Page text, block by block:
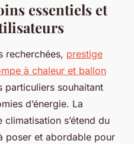
essentiels et
recherchées, prestige
à chaleur et ballon
particuliers souhaitant
d’énergie. La
s’étend du
poser et abordable pour